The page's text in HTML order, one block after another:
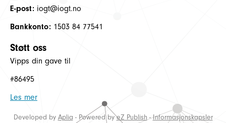
E-post: iogt@iogt.no
Bankkonto: 1503 84 77541
Støtt oss
Vipps din gave til
#86495
Les mer
Developed by Aplia - Powered byeZ Publish-Informasjonskapsler